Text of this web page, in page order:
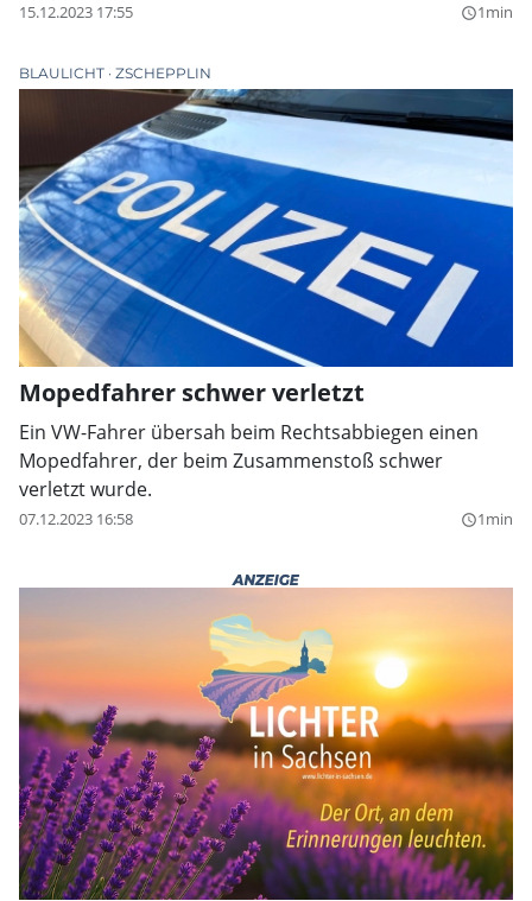
15.12.2023 17:55 query_builder1min
BLAULICHT ZSCHEPPLIN
Mopedfahrer schwer verletzt
Ein VW-Fahrer übersah beim Rechtsabbiegen einen
Mopedfahrer, der beim Zusammenstoß schwer
verletzt wurde.
07.12.2023 16:58 query_builder1min